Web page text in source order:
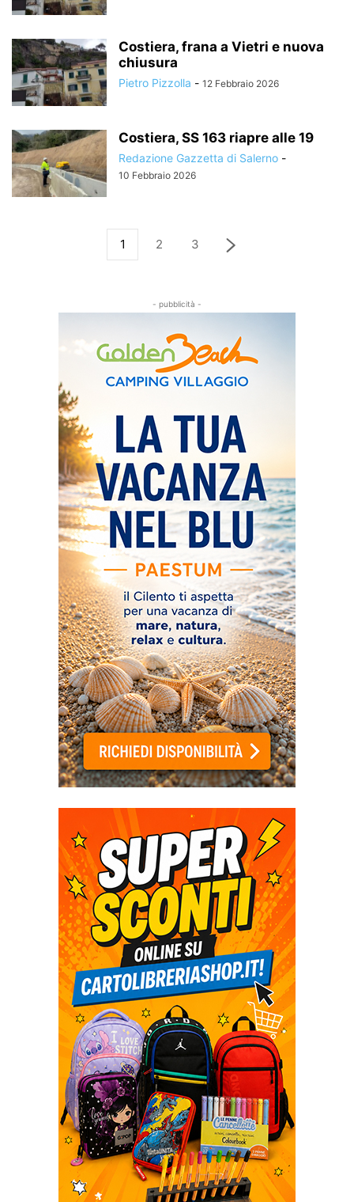
Costiera, frana a Vietri e nuova
chiusura
Pietro Pizzolla - 12 Febbraio 2026
Costiera, SS 163 riapre alle 19
Redazione Gazzetta di Salerno -
10 Febbraio 2026
1 2 3
- pubblicità -